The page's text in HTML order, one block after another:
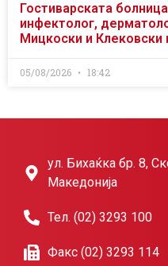
Гостиварската
инфектолог,
Мицкоски и Клековски
05/08/2026 18:42
ул. Бихаќка бр. 8,
Македонија
Тел. (02) 3293 100
Факс (02) 3293 114